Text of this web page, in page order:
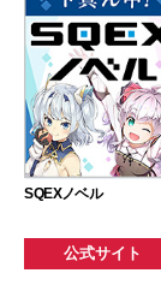
SQEXノベル
公式サイト